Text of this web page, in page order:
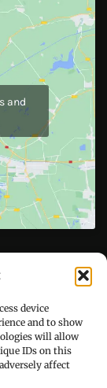
device
and to show
will allow
IDs on this
affect